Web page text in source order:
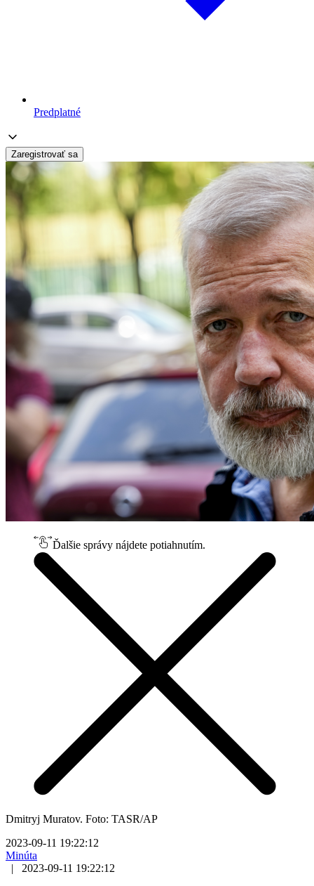
Predplatné
Zaregistrovať sa
Ďalšie správy nájdete potiahnutím.
Dmitryj Muratov. Foto: TASR/AP
2023-09-11 19:22:12
Minúta
|
2023-09-11 19:22:12